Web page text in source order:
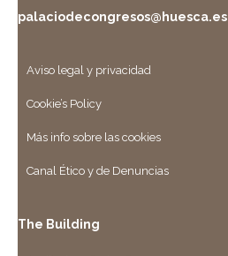
palaciodecongresos@huesca.es
Aviso legal y privacidad
Cookie’s Policy
Más info sobre las cookies
Canal Ético y de Denuncias
The Building